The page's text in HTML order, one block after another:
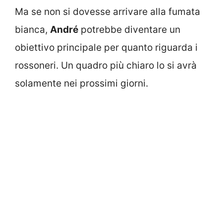
Ma se non si dovesse arrivare alla fumata
bianca, André potrebbe diventare un
obiettivo principale per quanto riguarda i
rossoneri. Un quadro più chiaro lo si avrà
solamente nei prossimi giorni.